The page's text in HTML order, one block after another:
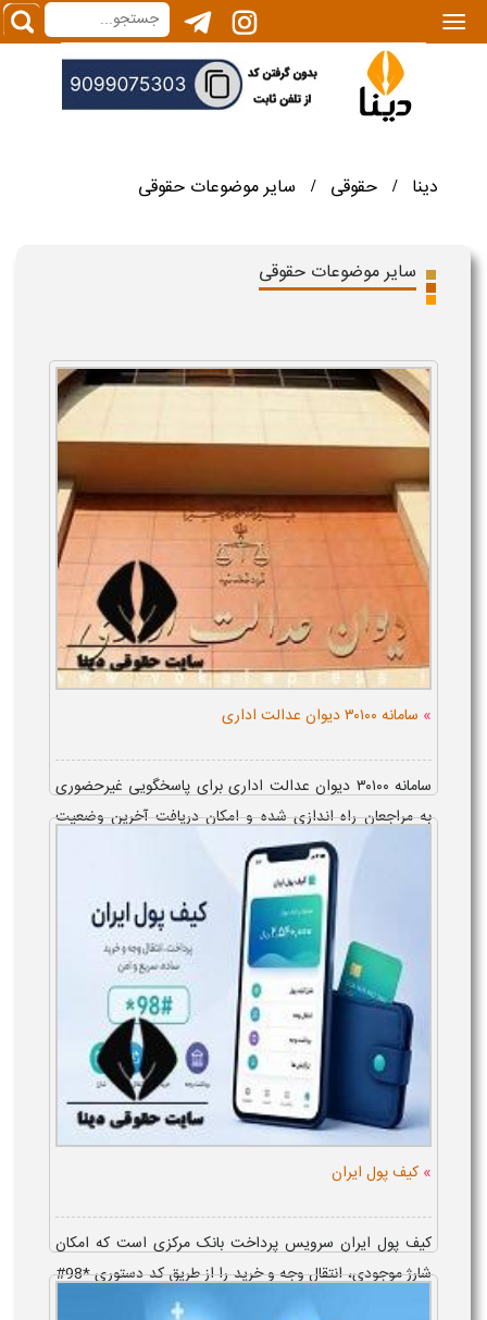
|||
دینا / حقوقی / سایر موضوعات حقوقی
سایر موضوعات حقوقی
» سامانه ۳۰۱۰۰ دیوان عدالت اداری
سامانه ۳۰۱۰۰ دیوان عدالت اداری برای پاسخگویی غیرحضوری
به مراجعان راه اندازی شده و امکان دریافت آخرین وضعیت
متقاضیان با استفاده از راهنمای ...
» کیف پول ایران
کیف پول ایران سرویس پرداخت بانک مرکزی است که امکان
شارژ موجودی، انتقال وجه و خرید را از طریق کد دستوری *98#
فراهم می کند. ورود به کیف پول ایرانی با ثبت کد ملی و سیم